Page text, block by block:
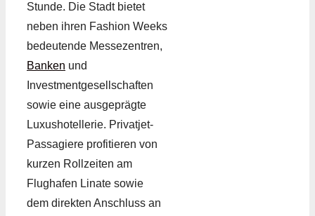
Stunde. Die Stadt bietet
neben ihren Fashion Weeks
bedeutende Messezentren,
Banken und
Investmentgesellschaften
sowie eine ausgeprägte
Luxushotellerie. Privatjet-
Passagiere profitieren von
kurzen Rollzeiten am
Flughafen Linate sowie
dem direkten Anschluss an